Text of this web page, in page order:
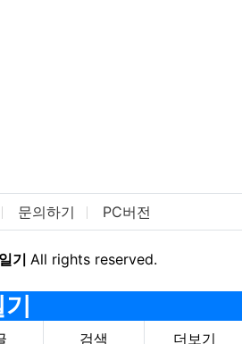
문의하기 PC버전
기 All rights reserved.
검색 더보기